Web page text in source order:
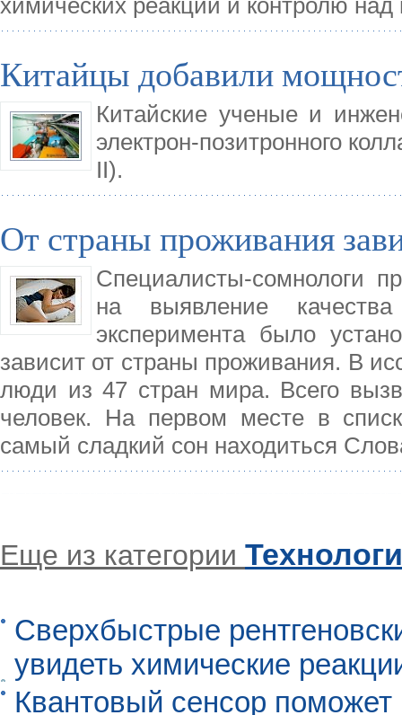
Китайцы добавили
Китайские ученые и
электрон-позитронного
II).
От страны проживания
Специалисты-сомнологи
на выявление
эксперимента было
зависит от страны проживания. В
люди из 47 стран мира. Всего
человек. На первом месте в
самый сладкий сон находиться
Еще из категории
Сверхбыстрые
увидеть химические
Квантовый сенсор